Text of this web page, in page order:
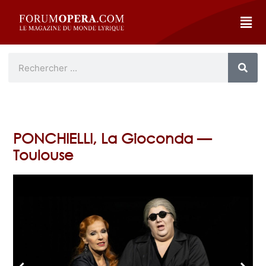
PONCHIELLI, La Gioconda —
Toulouse